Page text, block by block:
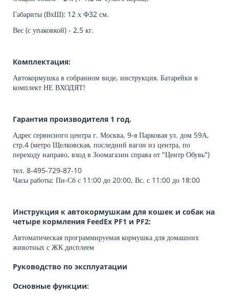
Габариты (ВхШ): 12 х Ф32 см.
Вес (с упаковкой) - 2,5 кг.
Комплектация:
Автокормушка в собранном виде, инструкция. Батарейки в
комплект НЕ ВХОДЯТ!
Гарантия производителя 1 год.
Адрес сервисного центра г. Москва, 9-я Парковая ул. дом 59А,
стр.4 (метро Щелковская, последний вагон из центра, по
переходу направо, вход в Зоомагазин справа от "Центр Обувь")
тел. 8-495-729-87-10
Часы работы: Пн-Сб с 11:00 до 20:00, Вс. с 11:00 до 18:00
Инструкция к автокормушкам для кошек и собак на
четыре кормления FeedEx PF1 и PF2:
Автоматическая программируемая кормушка для домашних
животных с ЖК дисплеем
Руководство по эксплуатации
Основные функции: